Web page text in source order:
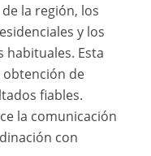
la región, los
y los
habituales. Esta
obtención de
fiables.
la comunicación
con